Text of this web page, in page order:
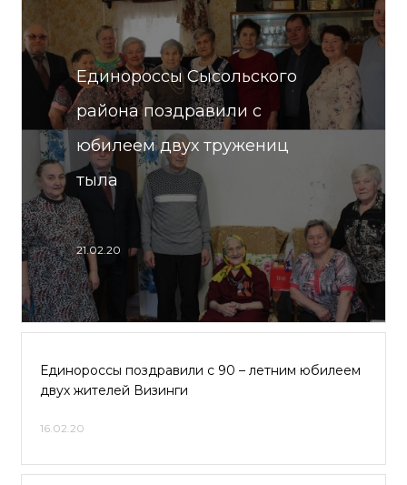
Единороссы Сысольского
района поздравили с
юбилеем двух тружениц
тыла
21.02.20
Единороссы поздравили с 90 – летним юбилеем
двух жителей Визинги
16.02.20